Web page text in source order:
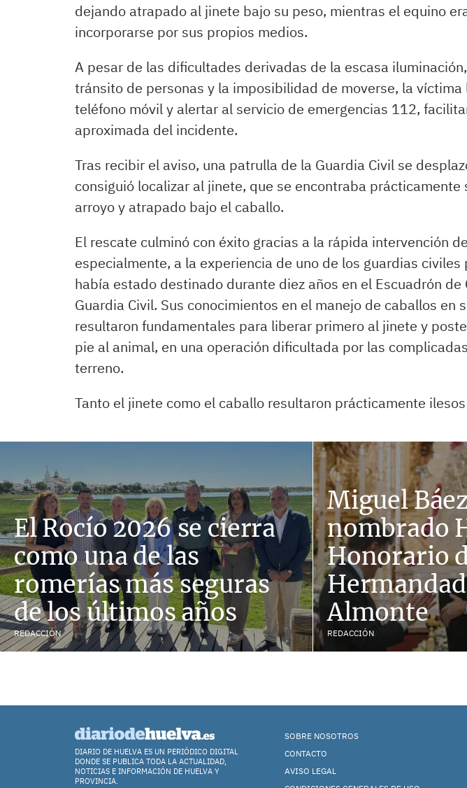
dejando atrapado al jinete bajo su peso, mientras el equino
incorporarse por sus propios medios.
A pesar de las dificultades derivadas de la escasa
tránsito de personas y la imposibilidad de moverse, la víctima
teléfono móvil y alertar al servicio de emergencias 112,
aproximada del incidente.
Tras recibir el aviso, una patrulla de la Guardia Civil se
consiguió localizar al jinete, que se encontraba prácticamente
arroyo y atrapado bajo el caballo.
El rescate culminó con éxito gracias a la rápida intervención
especialmente, a la experiencia de uno de los guardias
había estado destinado durante diez años en el Escuadrón de
Guardia Civil. Sus conocimientos en el manejo de caballos en
resultaron fundamentales para liberar primero al jinete y
pie al animal, en una operación dificultada por las
terreno.
Tanto el jinete como el caballo resultaron prácticamente
El Rocío 2026 se cierra
como una de las
romerías más seguras
de los últimos años
REDACCIÓN
Miguel
nombrado
Honorario
Almonte
REDACCIÓN
DIARIO DE HUELVA ES UN PERIÓDICO DIGITAL
DONDE SE PUBLICA TODA LA ACTUALIDAD,
NOTICIAS E INFORMACIÓN DE HUELVA Y
PROVINCIA.
SOBRE NOSOTROS
CONTACTO
AVISO LEGAL